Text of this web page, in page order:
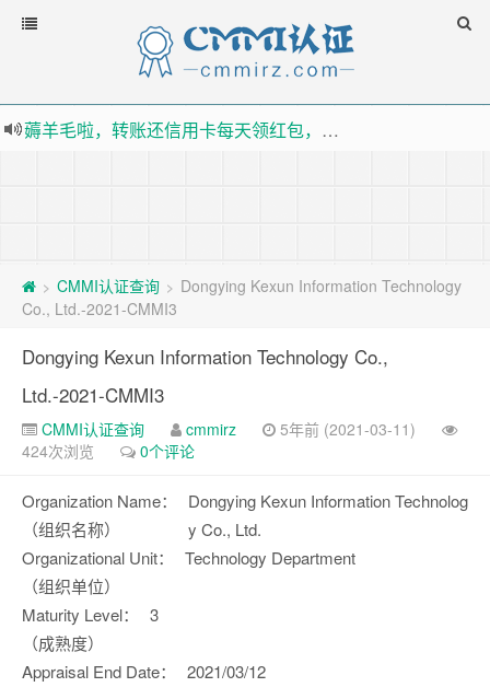
薅羊毛啦，转账还信用卡每天领红包，猛戳体验银联云闪付！
> CMMI认证查询 > Dongying Kexun Information Technology
Co., Ltd.-2021-CMMI3
Dongying Kexun Information Technology Co.,
Ltd.-2021-CMMI3
CMMI认证查询 cmmirz
5年前 (2021-03-11)
424次浏览
0个评论
Organization Name：
（组织名称）
Dongying Kexun Information Technolog
y Co., Ltd.
Organizational Unit：
（组织单位）
Technology Department
Maturity Level：
（成熟度）
3
Appraisal End Date：
2021/03/12